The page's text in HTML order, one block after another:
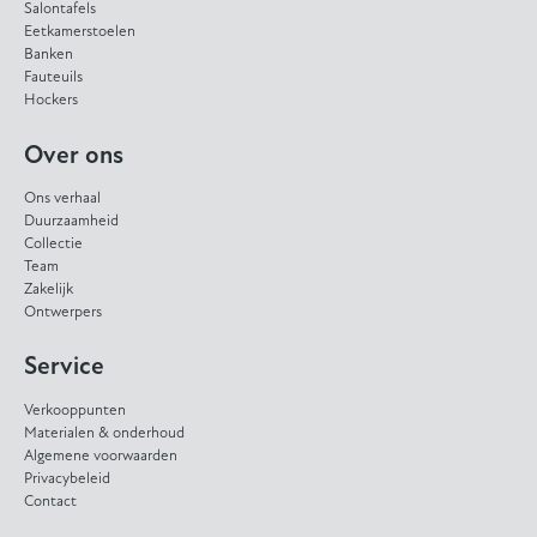
Salontafels
Eetkamerstoelen
Banken
Fauteuils
Hockers
Over ons
Ons verhaal
Duurzaamheid
Collectie
Team
Zakelijk
Ontwerpers
Service
Verkooppunten
Materialen & onderhoud
Algemene voorwaarden
Privacybeleid
Contact